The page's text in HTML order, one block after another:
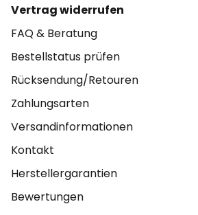
Vertrag widerrufen
FAQ & Beratung
Bestellstatus prüfen
Rücksendung/Retouren
Zahlungsarten
Versandinformationen
Kontakt
Herstellergarantien
Bewertungen